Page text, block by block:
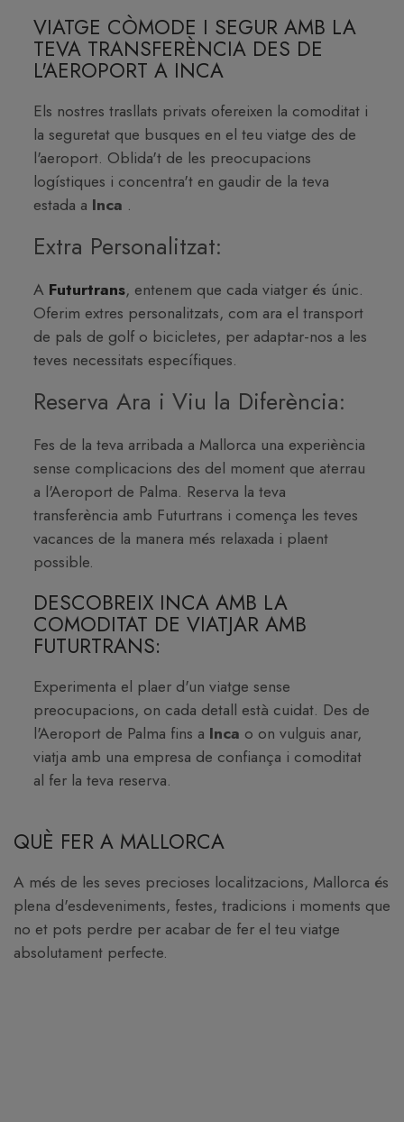
VIATGE CÒMODE I SEGUR AMB LA
TEVA TRANSFERÈNCIA DES DE
L'AEROPORT A INCA
Els nostres trasllats privats ofereixen la comoditat i
la seguretat que busques en el teu viatge des de
l'aeroport. Oblida't de les preocupacions
logístiques i concentra't en gaudir de la teva
estada a Inca .
Extra Personalitzat:
A Futurtrans, entenem que cada viatger és únic.
Oferim extres personalitzats, com ara el transport
de pals de golf o bicicletes, per adaptar-nos a les
teves necessitats específiques.
Reserva Ara i Viu la Diferència:
Fes de la teva arribada a Mallorca una experiència
sense complicacions des del moment que aterrau
a l'Aeroport de Palma. Reserva la teva
transferència amb Futurtrans i comença les teves
vacances de la manera més relaxada i plaent
possible.
DESCOBREIX INCA AMB LA
COMODITAT DE VIATJAR AMB
FUTURTRANS:
Experimenta el plaer d'un viatge sense
preocupacions, on cada detall està cuidat. Des de
l'Aeroport de Palma fins a Inca o on vulguis anar,
viatja amb una empresa de confiança i comoditat
al fer la teva reserva.
QUÈ FER A MALLORCA
A més de les seves precioses localitzacions, Mallorca és
plena d'esdeveniments, festes, tradicions i moments que
no et pots perdre per acabar de fer el teu viatge
absolutament perfecte.